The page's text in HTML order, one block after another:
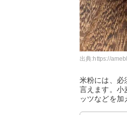
出典:https://
米粉には、必
言えます。小
ッツなどを加